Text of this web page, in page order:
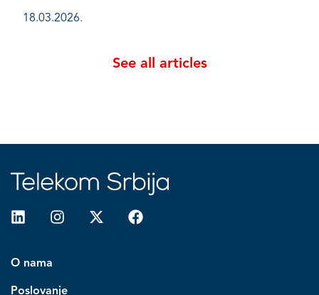
18.03.2026.
See all articles
O nama
Poslovanje